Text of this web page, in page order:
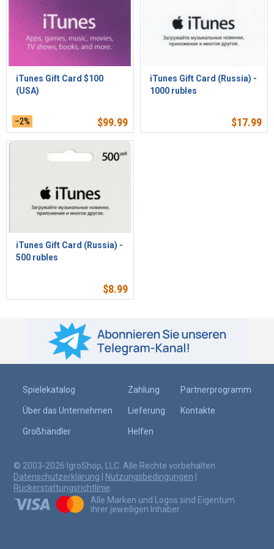
iTunes Gift Card $100
(USA)
–2% $99.99
iTunes Gift Card (Russia) -
1000 rubles
$17.99
iTunes Gift Card (Russia) -
500 rubles
$8.99
Spielekatalog
Über das Unternehmen
Großhändler
Zahlung
Lieferung
Helfen
Partnerprogramm
Kontakte
© 2003-2026 IgroShop, LLC. Alle Rechte vorbehalten.
Datenschutzerklärung
Nutzungsbedingungen
Rückerstattungsrichtlinie
Alle Marken und Logos sind Eigentum
ihrer jeweiligen Inhaber.